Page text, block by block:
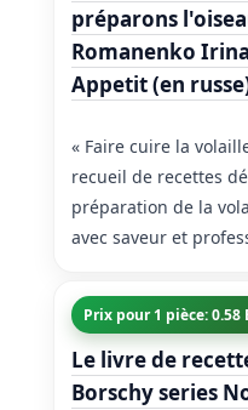
préparons
Romanenko
Appetit (en
« Faire cuire la
recueil de recettes
préparation de la
avec saveur et
Prix pour 1 pièce: 0.58
Le livre de
Borschy series